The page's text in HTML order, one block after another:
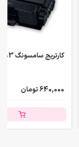
کارتریج سامسونگ Samsung 203
640,000 تومان